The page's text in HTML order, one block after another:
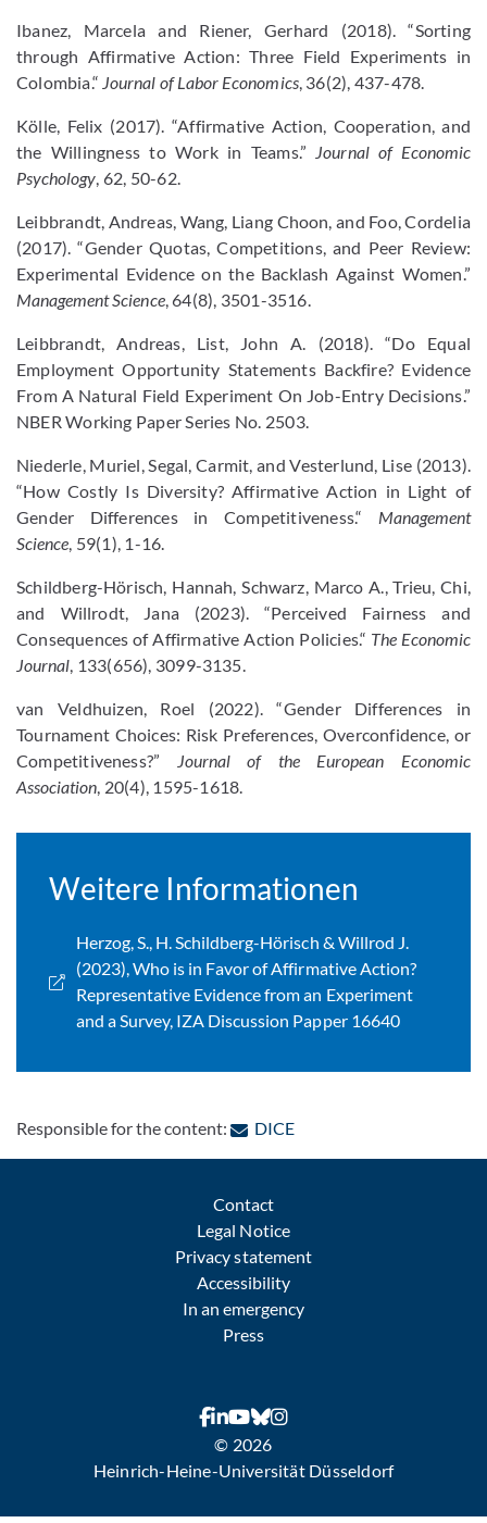
Ibanez, Marcela and Riener, Gerhard (2018). “Sorting
through Affirmative Action: Three Field Experiments in
Colombia.“ Journal of Labor Economics, 36(2), 437-478.
Kölle, Felix (2017). “Affirmative Action, Cooperation, and
the Willingness to Work in Teams.” Journal of Economic
Psychology, 62, 50-62.
Leibbrandt, Andreas, Wang, Liang Choon, and Foo, Cordelia
(2017). “Gender Quotas, Competitions, and Peer Review:
Experimental Evidence on the Backlash Against Women.”
Management Science, 64(8), 3501-3516.
Leibbrandt, Andreas, List, John A. (2018). “Do Equal
Employment Opportunity Statements Backfire? Evidence
From A Natural Field Experiment On Job-Entry Decisions.”
NBER Working Paper Series No. 2503.
Niederle, Muriel, Segal, Carmit, and Vesterlund, Lise (2013).
“How Costly Is Diversity? Affirmative Action in Light of
Gender Differences in Competitiveness.“ Management
Science, 59(1), 1-16.
Schildberg-Hörisch, Hannah, Schwarz, Marco A., Trieu, Chi,
and Willrodt, Jana (2023). “Perceived Fairness and
Consequences of Affirmative Action Policies.“ The Economic
Journal, 133(656), 3099-3135.
van Veldhuizen, Roel (2022). “Gender Differences in
Tournament Choices: Risk Preferences, Overconfidence, or
Competitiveness?”
Journal of the European Economic
Association, 20(4), 1595-1618.
Weitere Informationen
Herzog, S., H. Schildberg-Hörisch & Willrod J.
(2023), Who is in Favor of Affirmative Action?
Representative Evidence from an Experiment
and a Survey, IZA Discussion Papper 16640
Responsible for the content: DICE: Contact by e-mail
Contact
Legal Notice
Privacy statement
Accessibility
In an emergency
Press
© 2026
Heinrich-Heine-Universität Düsseldorf